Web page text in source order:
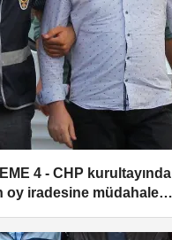
4 - CHP kurultayında
oy iradesine müdahale